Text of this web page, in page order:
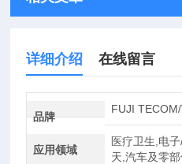
详细介绍 在线留言
品牌
FUJI
应用领域
医疗卫生,电
天,汽车及零